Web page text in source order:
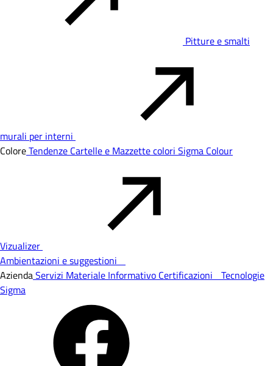
Pitture e smalti
murali per interni
ColoreTendenze Cartelle e Mazzette colori Sigma Colour
Vizualizer
Ambientazioni e suggestioni
AziendaServizi Materiale Informativo Certificazioni Tecnologie
Sigma